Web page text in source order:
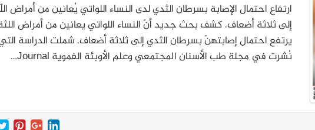
ارتفاع احتمال الإصابة بسرطان الثدي لدى النساء اللواتي يُعانين من أمراض
إلى ثلاثة أضعاف. كشف بحث جديد أنّ النساء اللواتي يعانين من أمراض
يرتفع احتمال إصابتهنّ بسرطان الثدي إلى ثلاثة أضعاف. شملت الدراسة
نُشرت في مجلة طب الأسنان المجتمعي وعلم الأوبئة الفموية Journal…